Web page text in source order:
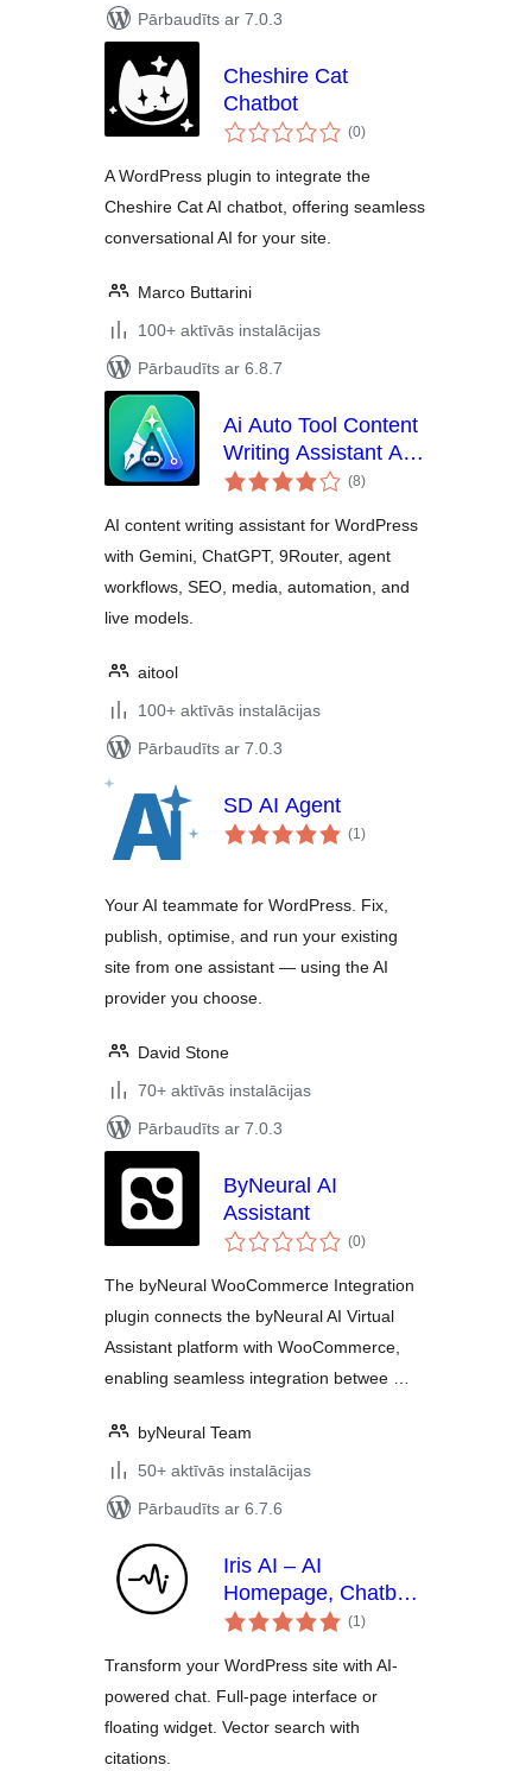
Pārbaudīts ar 7.0.3
Cheshire Cat
Chatbot
(0vērtējumu
kopsumma
)
A WordPress plugin to integrate the
Cheshire Cat AI chatbot, offering seamless
conversational AI for your site.
Marco Buttarini
100+ aktīvās instalācijas
Pārbaudīts ar 6.8.7
Ai Auto Tool Content
Writing Assistant All
in One
(8vērtējumu
kopsumma
)
AI content writing assistant for WordPress
with Gemini, ChatGPT, 9Router, agent
workflows, SEO, media, automation, and
live models.
aitool
100+ aktīvās instalācijas
Pārbaudīts ar 7.0.3
SD AI Agent
(1vērtējumu
kopsumma
)
Your AI teammate for WordPress. Fix,
publish, optimise, and run your existing
site from one assistant — using the AI
provider you choose.
David Stone
70+ aktīvās instalācijas
Pārbaudīts ar 7.0.3
ByNeural AI
Assistant
(0vērtējumu
kopsumma
)
The byNeural WooCommerce Integration
plugin connects the byNeural AI Virtual
Assistant platform with WooCommerce,
enabling seamless integration betwee …
byNeural Team
50+ aktīvās instalācijas
Pārbaudīts ar 6.7.6
Iris AI – AI
Homepage, Chatbot
& Site Assistant
(1vērtējumu
kopsumma
)
Transform your WordPress site with AI-
powered chat. Full-page interface or
floating widget. Vector search with
citations.